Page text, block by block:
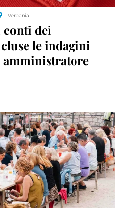
Verbania
conti dei
le indagini
amministratore